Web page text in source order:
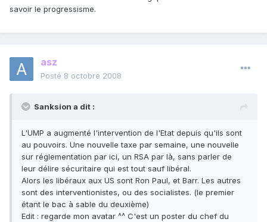
savoir le progressisme.
asz
Posté 8 octobre 2008
Sanksion a dit :
L'UMP a augmenté l'intervention de l'Etat depuis qu'ils sont
au pouvoirs. Une nouvelle taxe par semaine, une nouvelle
sur réglementation par ici, un RSA par là, sans parler de
leur délire sécuritaire qui est tout sauf libéral.
Alors les libéraux aux US sont Ron Paul, et Barr. Les autres
sont des interventionistes, ou des socialistes. (le premier
étant le bac à sable du deuxième)
Edit : regarde mon avatar ^^ C'est un poster du chef du